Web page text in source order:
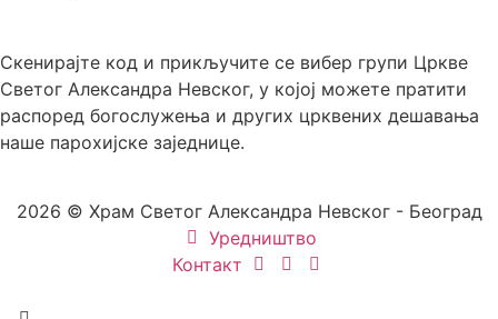
Скенирајте код и прикључите се вибер групи Цркве
Светог Александра Невског, у којој можете пратити
распоред богослужења и других црквених дешавања
наше парохијске заједнице.
2026 © Храм Светог Александра Невског - Београд
Уредништво
Контакт